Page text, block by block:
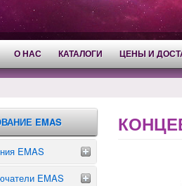
О НАС КАТАЛОГИ ЦЕНЫ И
EMAS
EMAS
EMAS